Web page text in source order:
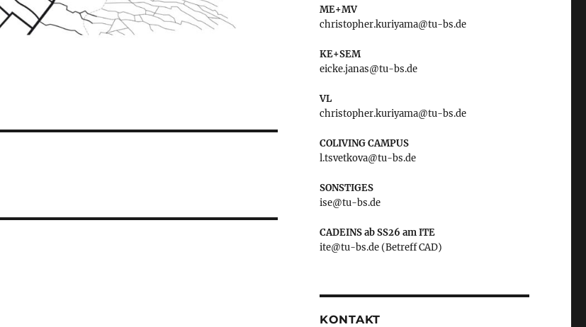
ME+MV
christopher.kuriyama@tu-bs.de
KE+SEM
eicke.janas@tu-bs.de
VL
christopher.kuriyama@tu-bs.de
COLIVING CAMPUS
l.tsvetkova@tu-bs.de
SONSTIGES
ise@tu-bs.de
CADEINS ab SS26 am ITE
ite@tu-bs.de (Betreff CAD)
KONTAKT